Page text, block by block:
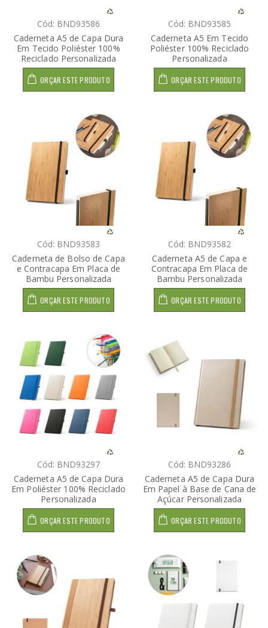
Cód: BND93586
Caderneta A5 de Capa Dura
Em Tecido Poliéster 100%
Reciclado Personalizada
ORÇAR ESTE PRODUTO
Cód: BND93585
Caderneta A5 Em Tecido
Poliéster 100% Reciclado
Personalizada
ORÇAR ESTE PRODUTO
Cód: BND93583
Caderneta de Bolso de Capa
e Contracapa Em Placa de
Bambu Personalizada
ORÇAR ESTE PRODUTO
Cód: BND93582
Caderneta A5 de Capa e
Contracapa Em Placa de
Bambu Personalizada
ORÇAR ESTE PRODUTO
Cód: BND93297
Caderneta A5 de Capa Dura
Em Poliéster 100% Reciclado
Personalizada
ORÇAR ESTE PRODUTO
Cód: BND93286
Caderneta A5 de Capa Dura
Em Papel à Base de Cana de
Açúcar Personalizada
ORÇAR ESTE PRODUTO